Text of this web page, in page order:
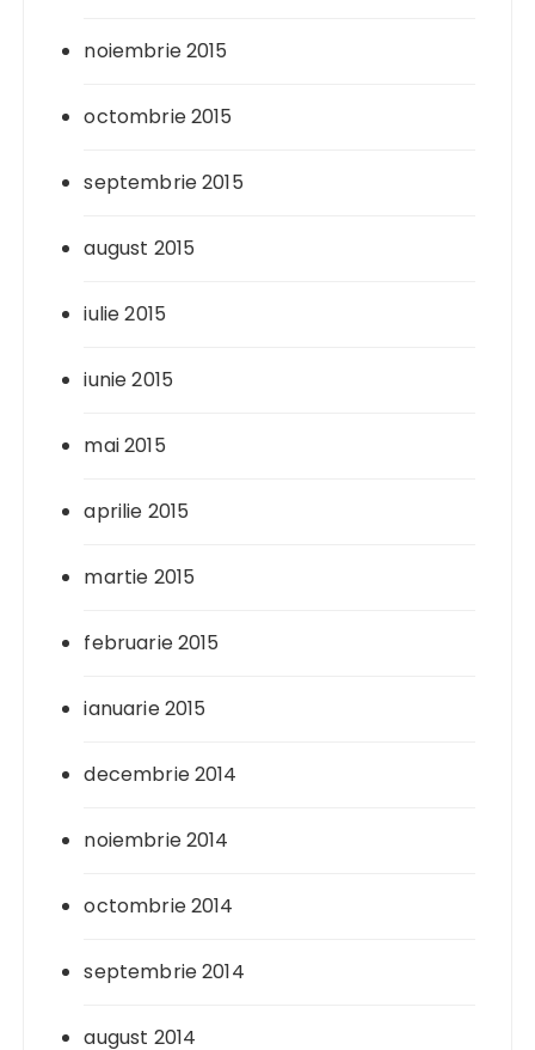
noiembrie 2015
octombrie 2015
septembrie 2015
august 2015
iulie 2015
iunie 2015
mai 2015
aprilie 2015
martie 2015
februarie 2015
ianuarie 2015
decembrie 2014
noiembrie 2014
octombrie 2014
septembrie 2014
august 2014